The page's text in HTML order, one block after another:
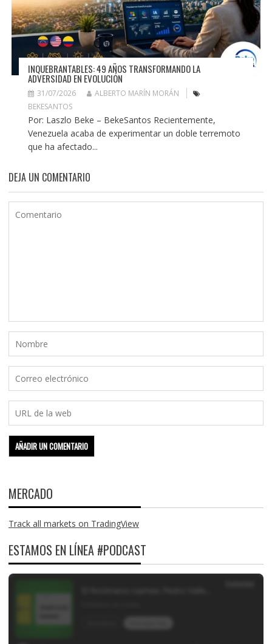
INQUEBRANTABLES: 49 AÑOS TRANSFORMANDO LA
ADVERSIDAD EN EVOLUCIÓN
31/07/2026
ALBERTO MARÍN MORÁN
BEKESANTOS
Por: Laszlo Beke – BekeSantos Recientemente,
Venezuela acaba de experimentar un doble terremoto
que ha afectado...
DEJA UN COMENTARIO
MERCADO
Track all markets on TradingView
ESTAMOS EN LÍNEA #PODCAST